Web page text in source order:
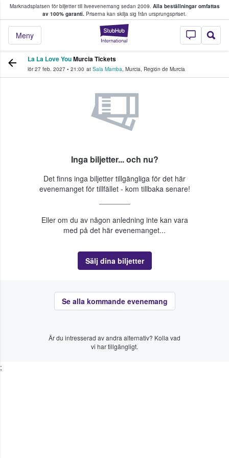
Marknadsplatsen för biljetter till liveevenemang sedan 2009. Alla beställningar omfattas
av 100% garanti. Priserna kan skilja sig från ursprungspriset.
StubHub – där
Meny
köper och säljer biljetter.
La La Love YouMurcia Tickets
lör 27 feb. 2027 • 21:00 at Sala Mamba, Murcia, Región de Murcia
Inga biljetter... och nu?
Det finns inga biljetter tillgängliga för det här
evenemanget för tillfället - kom tillbaka senare!
Eller om du av någon anledning inte kan vara
med på det här evenemanget...
Sälj dina biljetter
Se alla kommande evenemang
Är du intresserad av andra alternativ? Kolla vad
vi har tillgängligt.
;